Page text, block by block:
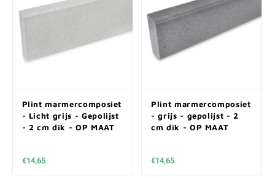
Plint marmercomposiet
- Licht grijs - Gepolijst
- 2 cm dik - OP MAAT
€14,65
Plint marmercomposiet
- grijs - gepolijst - 2
cm dik - OP MAAT
€14,65